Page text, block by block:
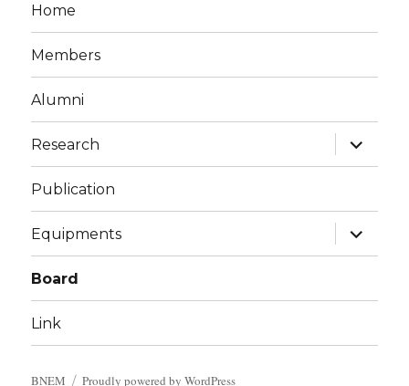
Home
Members
Alumni
Research
위
메
장
Publication
Equipments
위
메
장
Board
Link
BNEM Proudly powered by WordPress